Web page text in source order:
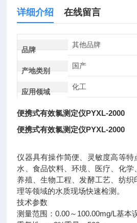
详细介绍 在线留言
品牌
其他品牌
产地类别
国产
应用领域
化工
便携式有效氯测定仪PYXL-2000
便携式有效氯测定仪PYXL-2000
仪器具有操作简便、灵敏度高等
水、食品饮料、环境、医疗、化学
养殖、生物工程、发酵工艺、纺
理等领域的水质现场快速检测。
技术参数
测量范围：0.00～100.00mg/L基本